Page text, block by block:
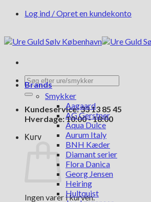
FortsætLog ind / Opret en kundekonto
Søg
efter:
Kundeservice: 33 13 85 45
Hverdage: 10:00 - 18:00
Kurv
Ingen varer i kurven.
Brands
Smykker
Aagaard
AG Gerstner
Aqua Dulce
Aurum Italy
BNH Kæder
Diamant serier
Flora Danica
Georg Jensen
Heiring
Hultquist